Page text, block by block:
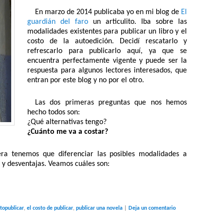
En marzo de 2014 publicaba yo en mi blog de El
guardián del faro un articulito. Iba sobre las
modalidades existentes para publicar un libro y el
costo de la autoedición. Decidí rescatarlo y
refrescarlo para publicarlo aquí, ya que se
encuentra perfectamente vigente y puede ser la
respuesta para algunos lectores interesados, que
entran por este blog y no por el otro.
Las dos primeras preguntas que nos hemos
hecho todos son:
¿Qué alternativas tengo?
¿Cuánto me va a costar?
tenemos que diferenciar las posibles modalidades a
desventajas. Veamos cuáles son:
, el costo de publicar, publicar una novela Deja un comentario